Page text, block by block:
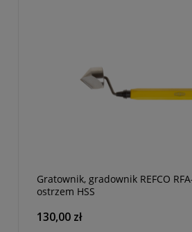
Gratownik, gradownik REFCO
ostrzem HSS
130,00 zł